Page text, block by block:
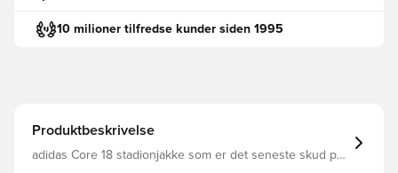
10 milioner tilfredse kunder siden 1995
Produktbeskrivelse
adidas Core 18 stadionjakke som er det seneste skud på